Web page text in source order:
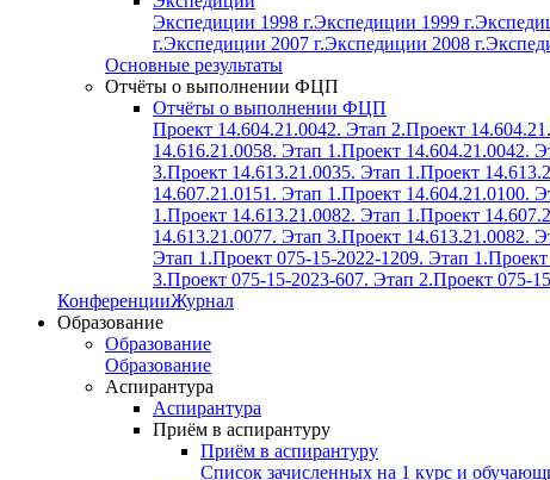
Экспедиции 1998 г.Экспедиции 1999 г.
г.Экспедиции 2007 г.Экспедиции 2008 г.
Основные результаты
Отчёты о выполнении ФЦП
Отчёты о выполнении ФЦП
Проект 14.604.21.0042. Этап 2.Проект
14.616.21.0058. Этап 1.Проект 14.604.21.0042.
3.Проект 14.613.21.0035. Этап 1.Проект
14.607.21.0151. Этап 1.Проект 14.604.21.0100.
1.Проект 14.613.21.0082. Этап 1.Проект
14.613.21.0077. Этап 3.Проект 14.613.21.0082.
Этап 1.Проект 075-15-2022-1209. Этап 1.
3.Проект 075-15-2023-607. Этап 2.Проект 075-
КонференцииЖурнал
Образование
Образование
Образование
Аспирантура
Аспирантура
Приём в аспирантуру
Приём в аспирантуру
Список зачисленных на 1 курс и